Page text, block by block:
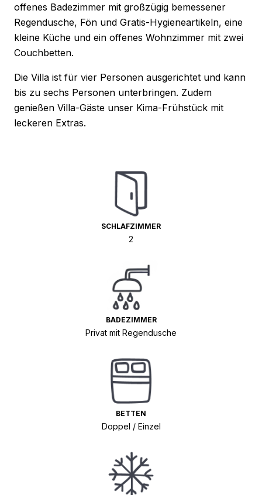
offenes Badezimmer mit großzügig bemessener
Regendusche, Fön und Gratis-Hygieneartikeln, eine
kleine Küche und ein offenes Wohnzimmer mit zwei
Couchbetten.
Die Villa ist für vier Personen ausgerichtet und kann
bis zu sechs Personen unterbringen. Zudem
genießen Villa-Gäste unser Kima-Frühstück mit
leckeren Extras.
SCHLAFZIMMER
2
BADEZIMMER
Privat mit Regendusche
BETTEN
Doppel / Einzel